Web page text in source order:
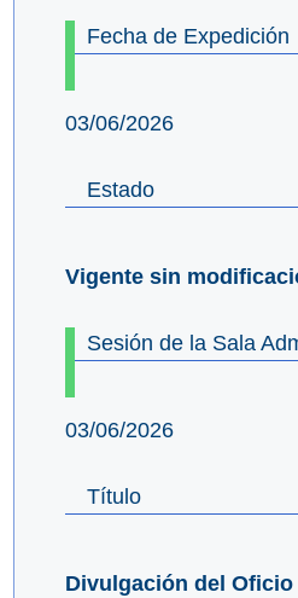
Fecha de Expedición
03/06/2026
Estado
Vigente sin
Sesión de la Sala
03/06/2026
Título
Divulgación del Oficio